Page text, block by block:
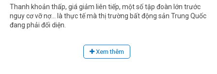
Thanh khoản thấp, giá giảm liên tiếp, một số tập đoàn lớn trước
nguy cơ vỡ nợ... là thực tế mà thị trường bất động sản Trung Quốc
đang phải đối diện.
Xem thêm